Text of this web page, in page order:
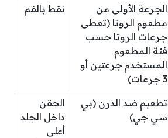
الجرعة الأولى من
مطعوم الروتا (تعطى
جرعات الروتا حسب
فئة المطعوم
المستخدم جرعتين أو
3 جرعات)
نقط بالفم
تطعيم ضد الدرن (بي
سي جي)
الحقن
داخل الجلد
أعلى